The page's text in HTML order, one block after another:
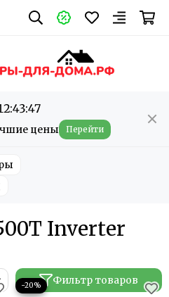
цены Перейти
Inverter
Фильтр товаров
−20%